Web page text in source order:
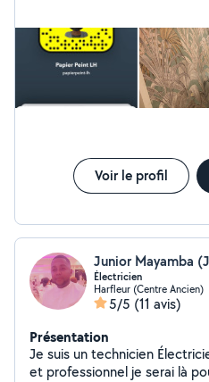
Voir le profil
Électricien
Harfleur (Centre Ancien)
5/5 (11 avis)
Présentation
Je suis un technicien
et professionnel je serai là